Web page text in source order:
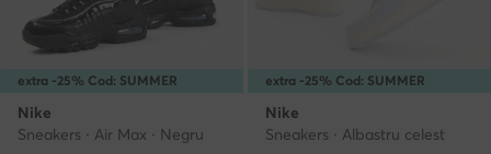
extra -25% Cod: SUMMER
Nike
Sneakers · Air Max · Negru
extra -25% Cod: SUMMER
Nike
Sneakers · Albastru celest